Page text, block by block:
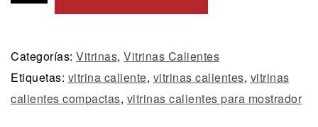
Categorías: Vitrinas, Vitrinas Calientes
Etiquetas: vitrina caliente, vitrinas calientes, vitrinas
calientes compactas, vitrinas calientes para mostrador